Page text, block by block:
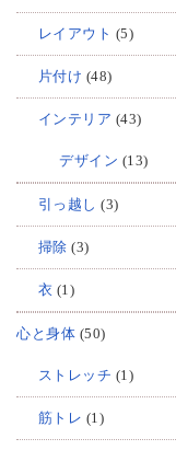
レイアウト (5)
片付け (48)
インテリア (43)
デザイン (13)
引っ越し (3)
掃除 (3)
衣 (1)
心と身体 (50)
ストレッチ (1)
筋トレ (1)